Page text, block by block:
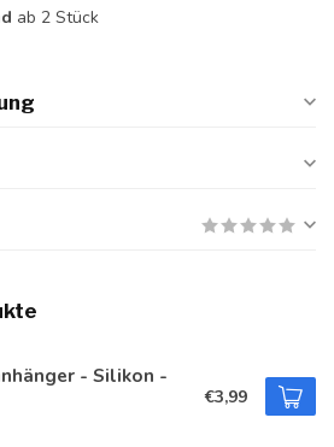
ab 2 Stück
- Silikon -
€3,99